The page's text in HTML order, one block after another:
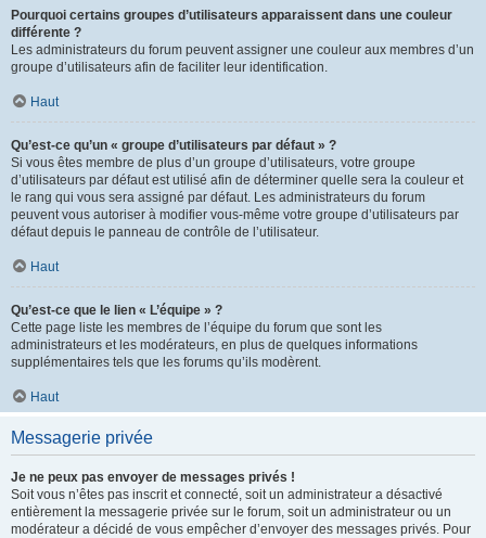
Pourquoi certains groupes d’utilisateurs apparaissent dans une couleur
différente ?
Les administrateurs du forum peuvent assigner une couleur aux membres d’un
groupe d’utilisateurs afin de faciliter leur identification.
Haut
Qu’est-ce qu’un « groupe d’utilisateurs par défaut » ?
Si vous êtes membre de plus d’un groupe d’utilisateurs, votre groupe
d’utilisateurs par défaut est utilisé afin de déterminer quelle sera la couleur et
le rang qui vous sera assigné par défaut. Les administrateurs du forum
peuvent vous autoriser à modifier vous-même votre groupe d’utilisateurs par
défaut depuis le panneau de contrôle de l’utilisateur.
Haut
Qu’est-ce que le lien « L’équipe » ?
Cette page liste les membres de l’équipe du forum que sont les
administrateurs et les modérateurs, en plus de quelques informations
supplémentaires tels que les forums qu’ils modèrent.
Haut
Messagerie privée
Je ne peux pas envoyer de messages privés !
Soit vous n’êtes pas inscrit et connecté, soit un administrateur a désactivé
entièrement la messagerie privée sur le forum, soit un administrateur ou un
modérateur a décidé de vous empêcher d’envoyer des messages privés. Pour